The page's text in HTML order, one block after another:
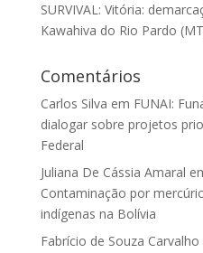
SURVIVAL: Vitória:
Kawahiva do Rio Pardo
Comentários
Carlos Silva em FUNAI:
dialogar sobre projetos
Federal
Juliana De Cássia Amaral
Contaminação por
indígenas na Bolívia
Fabrício de Souza Carvalho